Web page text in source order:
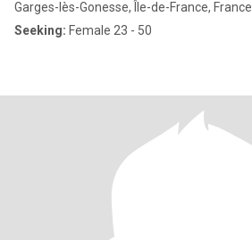
Garges-lès-Gonesse, Île-de-France, France
Seeking: Female 23 - 50